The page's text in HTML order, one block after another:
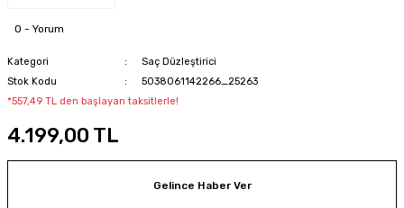
0 - Yorum
Kategori
Saç Düzleştirici
Stok Kodu
5038061142266_25263
*557,49 TL den başlayan taksitlerle!
4.199,00 TL
Gelince Haber Ver